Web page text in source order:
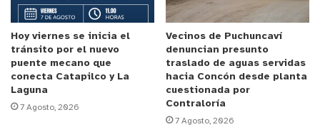
también lo sientan de la misma manera, así lo he
hecho con las diferentes generaciones que he
tenido durante más de 25 años que llevo haciendo
clases mostrándoles preocupación real por lo que
les pasa. Por ellos es que se qué TikTok y que
contenido les gusta a mis alumnos, así mismo
Hoy viernes se inicia el
tránsito por el nuevo
puente mecano que
conecta Catapilco y La
Laguna
7 Agosto, 2026
Vecinos de Puchuncaví
denuncian presunto
traslado de aguas servidas
hacia Concón desde planta
cuestionada por
Contraloría
7 Agosto, 2026